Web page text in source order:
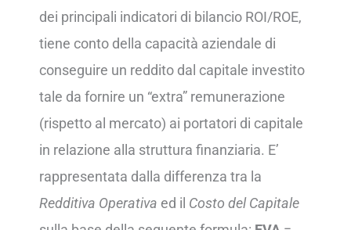
dei principali indicatori di bilancio ROI/ROE,
tiene conto della capacità aziendale di
conseguire un reddito dal capitale investito
tale da fornire un “extra” remunerazione
(rispetto al mercato) ai portatori di capitale
in relazione alla struttura finanziaria. E’
rappresentata dalla differenza tra la
Redditiva Operativa ed il Costo del Capitale